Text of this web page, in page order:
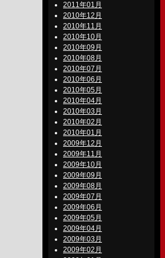
2011年01月
2010年12月
2010年11月
2010年10月
2010年09月
2010年08月
2010年07月
2010年06月
2010年05月
2010年04月
2010年03月
2010年02月
2010年01月
2009年12月
2009年11月
2009年10月
2009年09月
2009年08月
2009年07月
2009年06月
2009年05月
2009年04月
2009年03月
2009年02月